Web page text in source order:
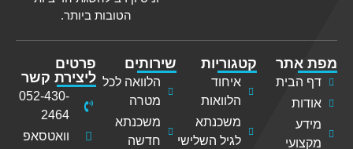
הטובות ביותר.
קטגוריות
איחוד
הלוואות
משכנתא
לגיל השלישי
שירותים
הלוואה לכל
מטרה
משכנתא
חדשה
פרטים
ליצירת קשר
וואטסאפ